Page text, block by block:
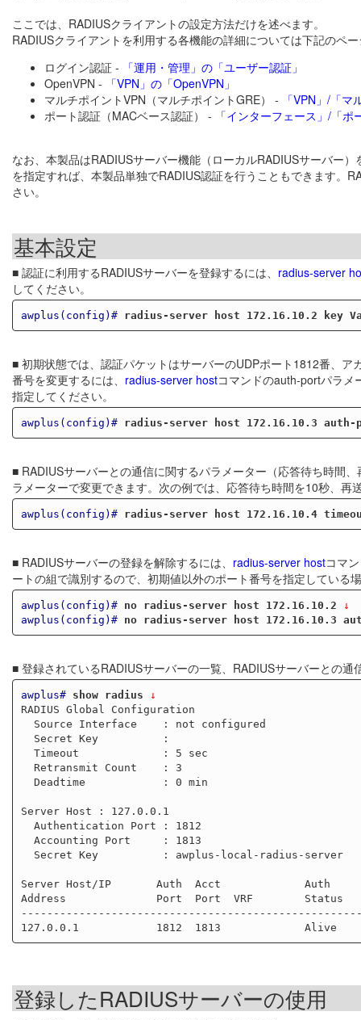
ここでは、RADIUSクライアントの設定方法だけを述べます。
RADIUSクライアントを利用する各機能の詳細については下記のペ
ログイン認証 -
「運用・管理」の「ユーザー認証」
OpenVPN -
「VPN」の「OpenVPN」
マルチポイントVPN（マルチポイントGRE） -
「VPN」/「マ
ポート認証（MACベース認証） -
「インターフェース」/「ポ
なお、本製品はRADIUSサーバー機能（ローカルRADIUSサーバー
を指定すれば、本製品単独でRADIUS認証を行うこともできます。
さい。
基本設定
■ 認証に利用するRADIUSサーバーを登録するには、 radius-server
してください。
awplus(config)# radius-server host 172.16.10.2 key
■ 初期状態では、認証パケットはサーバーのUDPポート1812番、
番号を変更するには、 radius-server hostコマンドのauth-portパラメ
指定してください。
awplus(config)# radius-server host 172.16.10.3 auth-
■ RADIUSサーバーとの通信に関するパラメーター（応答待ち時間
ラメーターで変更できます。次の例では、応答待ち時間を10秒、
awplus(config)# radius-server host 172.16.10.4
■ RADIUSサーバーの登録を解除するには、 radius-server hostコマ
ートの組で識別するので、初期値以外のポート番号を指定している
awplus(config)# no radius-server host 172.16.10.2 ↓
awplus(config)#
no radius-server host 172.16.10.3
■ 登録されているRADIUSサーバーの一覧、RADIUSサーバーとの
awplus# show radius ↓
RADIUS Global Configuration
Server Host : 127.0.0.1
Server Host/IP       Auth  Acct             Auth
Address              Port  Port  VRF        Status
登録したRADIUSサーバーの使用